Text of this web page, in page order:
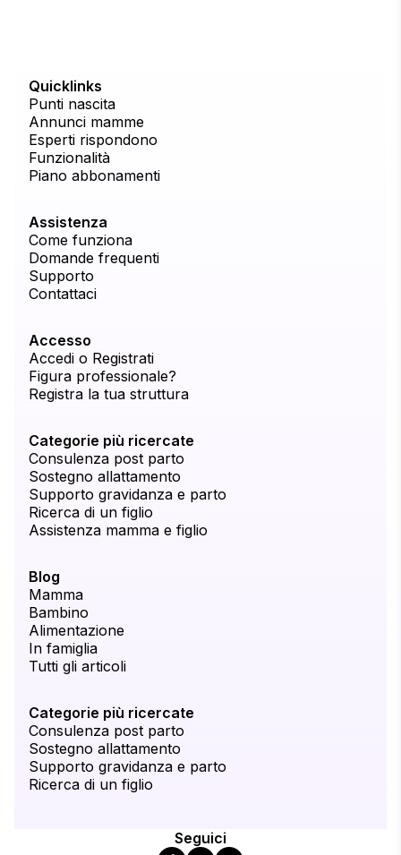
Quicklinks
Punti nascita
Annunci mamme
Esperti rispondono
Funzionalità
Piano abbonamenti
Assistenza
Come funziona
Domande frequenti
Supporto
Contattaci
Accesso
Accedi o Registrati
Figura professionale?
Registra la tua struttura
Categorie più ricercate
Consulenza post parto
Sostegno allattamento
Supporto gravidanza e parto
Ricerca di un figlio
Assistenza mamma e figlio
Blog
Mamma
Bambino
Alimentazione
In famiglia
Tutti gli articoli
Categorie più ricercate
Consulenza post parto
Sostegno allattamento
Supporto gravidanza e parto
Ricerca di un figlio
Seguici